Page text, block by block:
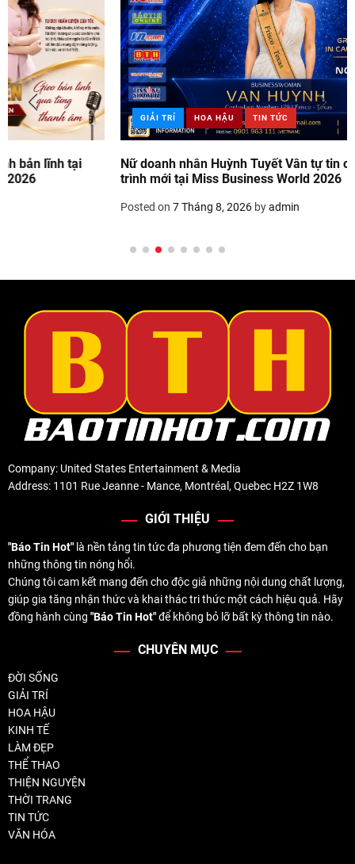
GIẢI TRÍ HOA HẬU TIN TỨC
Nữ doanh nhân Huỳnh Tuyết Vân tự tin chinh phục hành
trình mới tại Miss Business World 2026
7 Tháng 8, 2026by admin
Company: United States Entertainment & Media
Address: 1101 Rue Jeanne - Mance, Montréal, Quebec H2Z 1W8
GIỚI THIỆU
"Báo Tin Hot" là nền tảng tin tức đa phương tiện đem đến cho bạn
những thông tin nóng hổi.
Chúng tôi cam kết mang đến cho độc giả những nội dung chất lượng,
giúp gia tăng nhận thức và khai thác tri thức một cách hiệu quả. Hãy
đồng hành cùng "Báo Tin Hot"để không bỏ lỡ bất kỳ thông tin nào.
CHUYÊN MỤC
ĐỜI SỐNG
GIẢI TRÍ
HOA HẬU
KINH TẾ
LÀM ĐẸP
THỂ THAO
THIỆN NGUYỆN
THỜI TRANG
TIN TỨC
VĂN HÓA